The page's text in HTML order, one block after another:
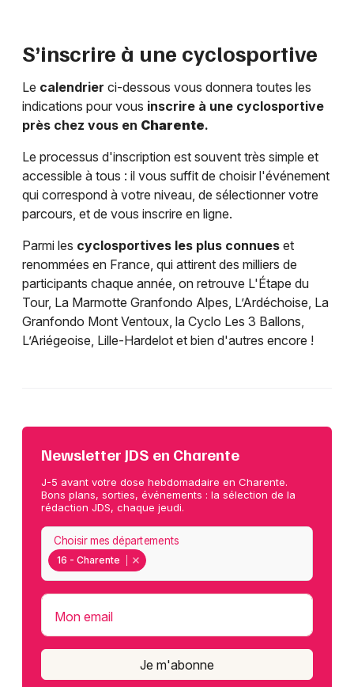
S’inscrire à une cyclosportive
Le calendrier ci-dessous vous donnera toutes les
indications pour vous inscrire à une cyclosportive
près chez vous en Charente.
Le processus d'inscription est souvent très simple et
accessible à tous : il vous suffit de choisir l'événement
qui correspond à votre niveau, de sélectionner votre
parcours, et de vous inscrire en ligne.
Parmi les cyclosportives les plus connues et
renommées en France, qui attirent des milliers de
participants chaque année, on retrouve L'Étape du
Tour, La Marmotte Granfondo Alpes, L’Ardéchoise, La
Granfondo Mont Ventoux, la Cyclo Les 3 Ballons,
L’Ariégeoise, Lille-Hardelot et bien d'autres encore !
Newsletter JDS en Charente
J-5 avant votre dose hebdomadaire en Charente.
Bons plans, sorties, événements : la sélection de la
rédaction JDS, chaque jeudi.
16 - Charente
Choisir mes départements
Mon email
Je m'abonne